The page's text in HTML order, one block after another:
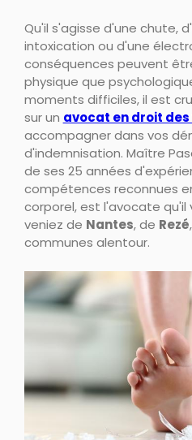
Qu'il s'agisse d'une chute,
intoxication ou d'une
conséquences peuvent
physique que
moments difficiles, il est
sur un avocat en droit
accompagner dans vos
d'indemnisation. Maître
de ses 25 années
compétences reconnues
corporel, est l'avocate qu'il
veniez de Nantes, de Rezé
communes alentour.